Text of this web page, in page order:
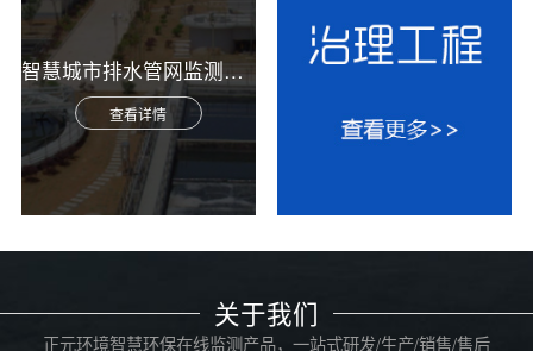
智慧城市排水管网监测综合解决方案
查看详情
关于我们
正元环境智慧环保在线监测产品，一站式研发/生产/销售/售后